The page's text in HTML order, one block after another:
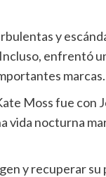
y
enfrentó
marcas.
Moss fue
vida nocturna
y recuperar su